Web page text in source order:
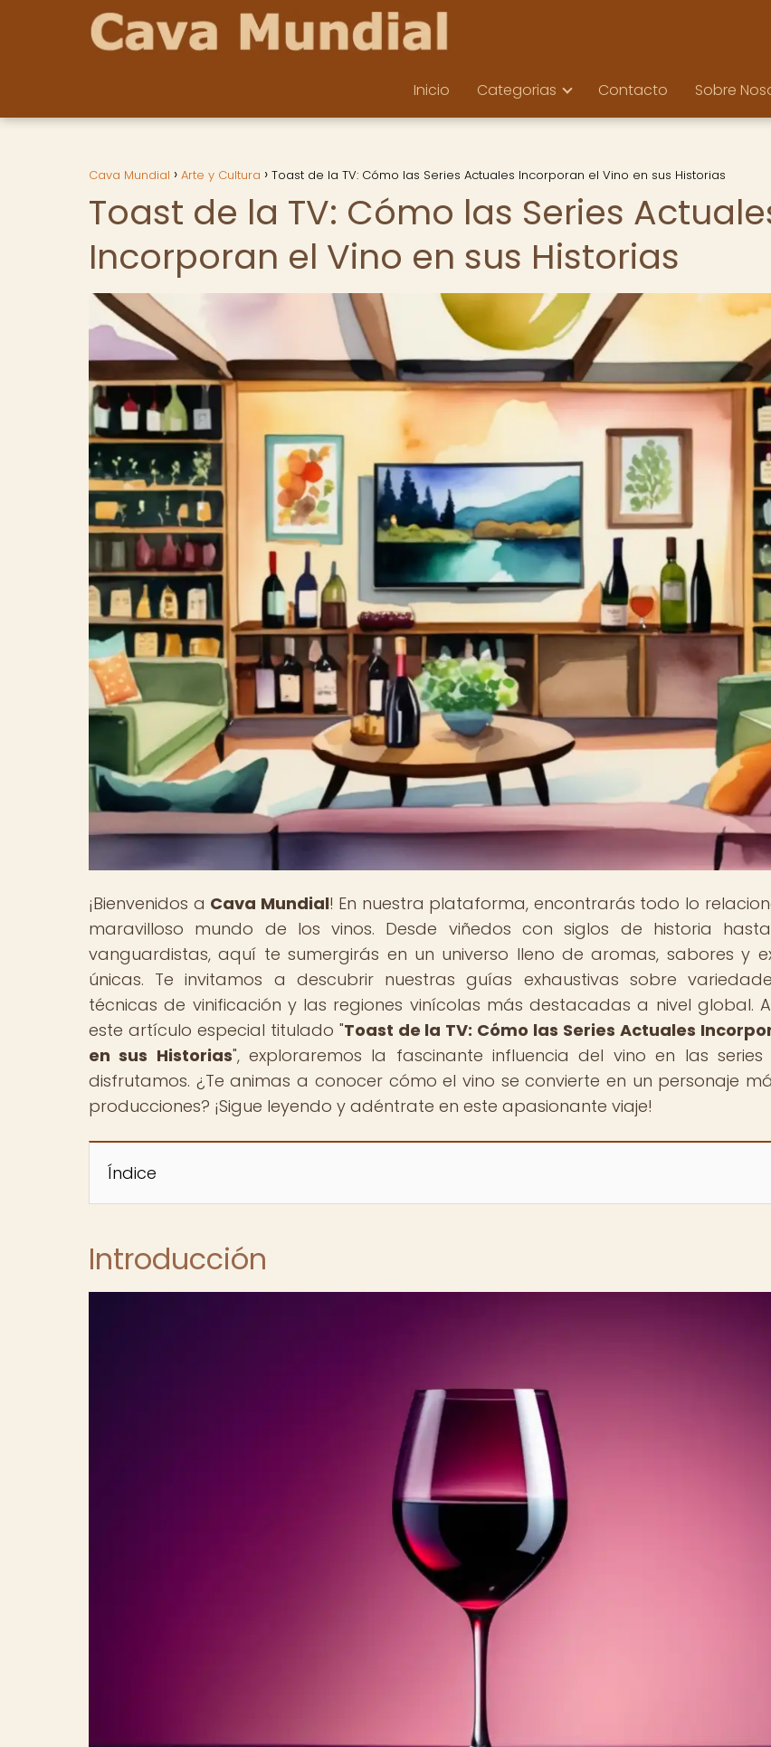
Inicio Categorias Contacto Sobre
Cava Mundial Arte y Cultura Toast de la TV: Cómo las Series Actuales Incorporan el Vino en sus Historias
Toast de la TV: Cómo las Series
Incorporan el Vino en sus Historias
¡Bienvenidos a Cava Mundial! En nuestra plataforma, encontrarás todo lo
maravilloso mundo de los vinos. Desde viñedos con siglos de historia
vanguardistas, aquí te sumergirás en un universo lleno de aromas, sabores y
únicas. Te invitamos a descubrir nuestras guías exhaustivas sobre
técnicas de vinificación y las regiones vinícolas más destacadas a nivel global.
este artículo especial titulado "Toast de la TV: Cómo las Series Actuales
en sus Historias", exploraremos la fascinante influencia del vino en las
disfrutamos. ¿Te animas a conocer cómo el vino se convierte en un personaje
producciones? ¡Sigue leyendo y adéntrate en este apasionante viaje!
Índice
Introducción